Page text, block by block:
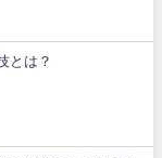
とは？